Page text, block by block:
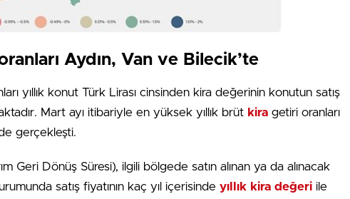
Aydın, Van ve Bilecik’te
yıllık konut Türk Lirası cinsinden kira değerinin konutun satış
Mart ayı itibariyle en yüksek yıllık brüt kira getiri oranları
gerçekleşti.
Geri Dönüş Süresi), ilgili bölgede satın alınan ya da alınacak
satış fiyatının kaç yıl içerisinde yıllık kira değeri ile